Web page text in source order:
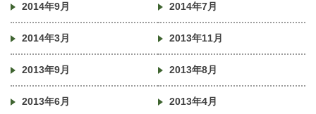
2014年9月 2014年7月
2014年3月 2013年11月
2013年9月 2013年8月
2013年6月 2013年4月